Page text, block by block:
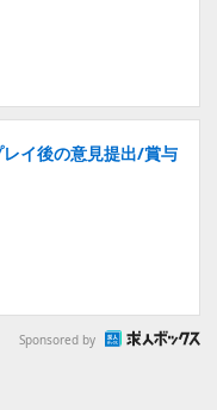
イ後の意見提出/賞与
Sponsored by